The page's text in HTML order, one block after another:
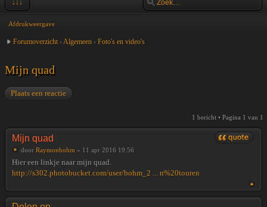
↓↓↓
Afdrukweergave
Forumoverzicht ‹ Algemeen ‹ Foto's en video's
Mijn quad
Plaats een reactie
1 bericht • Pagina 1 van 1
Mijn quad
door Raymonbohm » 11 apr 2016 19:56
Hier een linkje naar mijn quad.
http://s302.photobucket.com/user/bohm_2 ... n%20touren